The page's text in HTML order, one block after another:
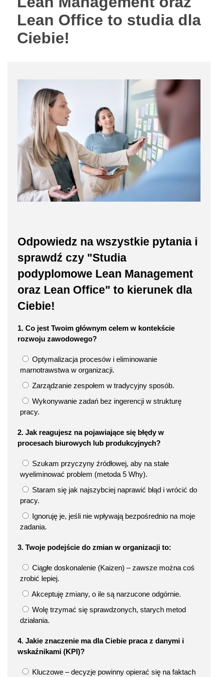
Lean Office to studia dla
Ciebie!
Odpowiedz na wszystkie pytania i
sprawdź czy "Studia
podyplomowe Lean Management
oraz Lean Office" to kierunek dla
Ciebie!
1. Co jest Twoim głównym celem w kontekście
rozwoju zawodowego?
Optymalizacja procesów i eliminowanie
marnotrawstwa w organizacji.
Zarządzanie zespołem w tradycyjny sposób.
Wykonywanie zadań bez ingerencji w strukturę
pracy.
2. Jak reagujesz na pojawiające się błędy w
procesach biurowych lub produkcyjnych?
Szukam przyczyny źródłowej, aby na stałe
wyeliminować problem (metoda 5 Why).
Staram się jak najszybciej naprawić błąd i wrócić do
pracy.
Ignoruję je, jeśli nie wpływają bezpośrednio na moje
zadania.
3. Twoje podejście do zmian w organizacji to:
Ciągłe doskonalenie (Kaizen) – zawsze można coś
zrobić lepiej.
Akceptuję zmiany, o ile są narzucone odgórnie.
Wolę trzymać się sprawdzonych, starych metod
działania.
4. Jakie znaczenie ma dla Ciebie praca z danymi i
wskaźnikami (KPI)?
Kluczowe – decyzje powinny opierać się na faktach